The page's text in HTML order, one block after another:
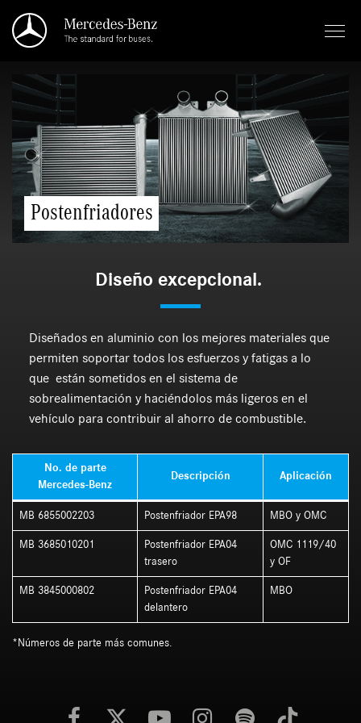
Postenfriadores
Diseño excepcional.
Diseñados en aluminio con los mejores materiales que
permiten soportar todos los esfuerzos y fatigas a lo
que están sometidos en el sistema de
sobrealimentación y haciéndolos más ligeros en el
vehículo para contribuir al ahorro de combustible.
No. de parte
Mercedes-Benz
Descripción Aplicación
MB 6855002203 Postenfriador EPA98 MBO y OMC
MB 3685010201
Postenfriador EPA04
trasero
OMC 1119/40
y OF
MB 3845000802
Postenfriador EPA04
delantero
MBO
*Números de parte más comunes.